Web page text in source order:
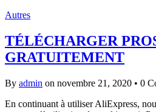
Autres
TÉLÉCHARGER
GRATUITEMENT
By admin on novembre 21, 2020 • 0
En continuant à utiliser AliExpress,